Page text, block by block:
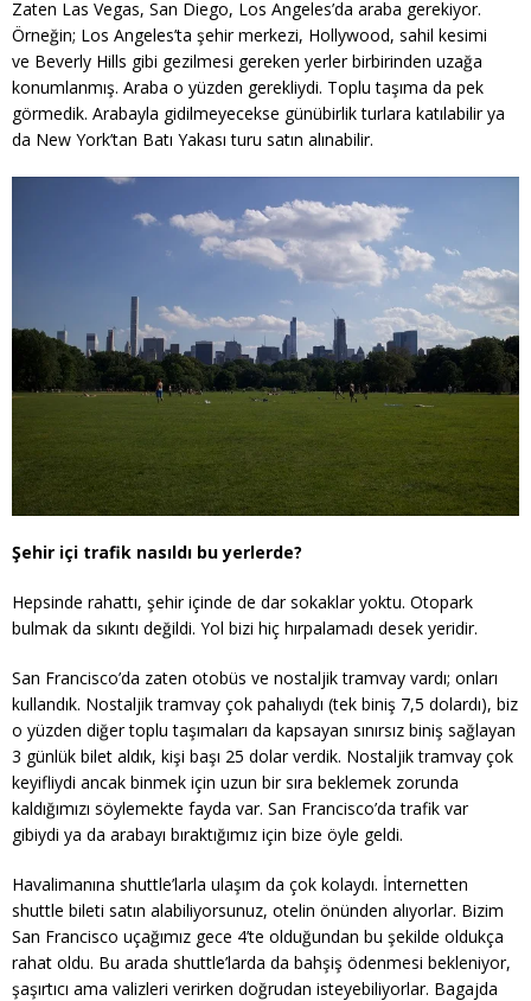
Zaten Las Vegas, San Diego, Los Angeles’da araba gerekiyor.
Örneğin; Los Angeles’ta şehir merkezi, Hollywood, sahil kesimi
ve Beverly Hills gibi gezilmesi gereken yerler birbirinden uzağa
konumlanmış. Araba o yüzden gerekliydi. Toplu taşıma da pek
görmedik. Arabayla gidilmeyecekse günübirlik turlara katılabilir ya
da New York’tan Batı Yakası turu satın alınabilir.
Şehir içi trafik nasıldı bu yerlerde?
Hepsinde rahattı, şehir içinde de dar sokaklar yoktu. Otopark
bulmak da sıkıntı değildi. Yol bizi hiç hırpalamadı desek yeridir.
San Francisco’da zaten otobüs ve nostaljik tramvay vardı; onları
kullandık. Nostaljik tramvay çok pahalıydı (tek biniş 7,5 dolardı), biz
o yüzden diğer toplu taşımaları da kapsayan sınırsız biniş sağlayan
3 günlük bilet aldık, kişi başı 25 dolar verdik. Nostaljik tramvay çok
keyifliydi ancak binmek için uzun bir sıra beklemek zorunda
kaldığımızı söylemekte fayda var. San Francisco’da trafik var
gibiydi ya da arabayı bıraktığımız için bize öyle geldi.
Havalimanına shuttle’larla ulaşım da çok kolaydı. İnternetten
shuttle bileti satın alabiliyorsunuz, otelin önünden alıyorlar. Bizim
San Francisco uçağımız gece 4’te olduğundan bu şekilde oldukça
rahat oldu. Bu arada shuttle’larda da bahşiş ödenmesi bekleniyor,
şaşırtıcı ama valizleri verirken doğrudan isteyebiliyorlar. Bagajda